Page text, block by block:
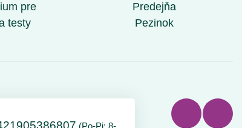
pre
testy
Predejňa
Pezinok
(Po-Pi: 8-